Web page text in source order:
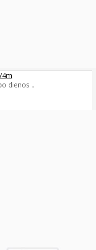
dienos ..